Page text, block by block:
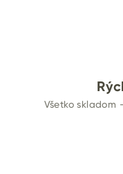
Všetko skladom